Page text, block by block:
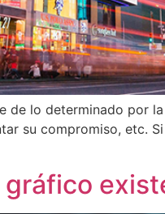
lo determinado por
su compromiso, etc.